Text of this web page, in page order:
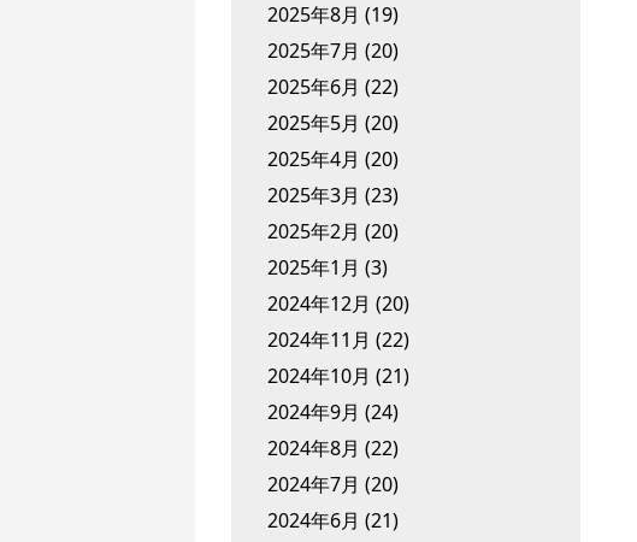
2025年8月 (19)
2025年7月 (20)
2025年6月 (22)
2025年5月 (20)
2025年4月 (20)
2025年3月 (23)
2025年2月 (20)
2025年1月 (3)
2024年12月 (20)
2024年11月 (22)
2024年10月 (21)
2024年9月 (24)
2024年8月 (22)
2024年7月 (20)
2024年6月 (21)